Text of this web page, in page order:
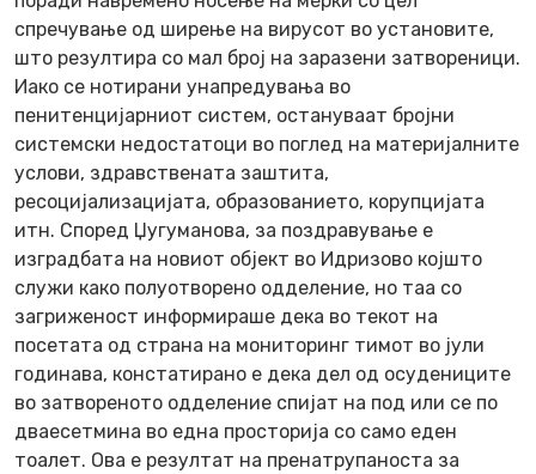
спречување од ширење на вирусот во установите,
што резултира со мал број на заразени затвореници.
Иако се нотирани унапредувања во
пенитенцијарниот систем, остануваат бројни
системски недостатоци во поглед на материјалните
услови, здравствената заштита,
ресоцијализацијата, образованието, корупцијата
итн. Според Џугуманова, за поздравување е
изградбата на новиот објект во Идризово којшто
служи како полуотворено одделение, но таа со
загриженост информираше дека во текот на
посетата од страна на мониторинг тимот во јули
годинава, констатирано е дека дел од осудениците
во затвореното одделение спијат на под или се по
дваесетмина во една просторија со само еден
тоалет. Ова е резултат на пренатрупаноста за